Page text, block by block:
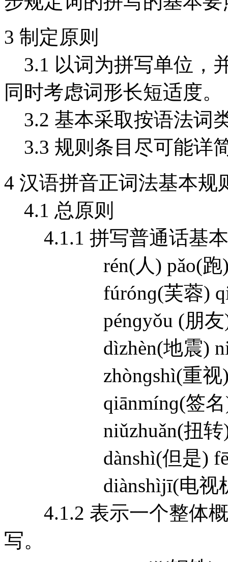
3 制定原则
3.1 以词为拼写单位，
同时考虑词形长短适度。
3.2 基本采取按语法词
3.3 规则条目尽可能详
4 汉语拼音正词法基本规
4.1 总原则
4.1.1 拼写普通话基本
rén(人) pǎo(跑)
fúrónɡ(芙蓉)
pénɡyǒu (朋友)
dìzhèn(地震)
zhònɡshì(重视)
qiānmínɡ(签名)
niǔzhuǎn(扭转)
dànshì(但是)
diànshìjī(电视机)
4.1.2 表示一个整体概
写。